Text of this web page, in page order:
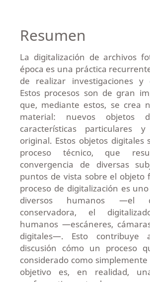
Resumen
La digitalización de archivos
época es una práctica
de realizar investigaciones y
Estos procesos son de gran
que, mediante estos, se crea
material: nuevos objetos
características particulares
original. Estos objetos digitales
proceso técnico, que
convergencia de diversas
puntos de vista sobre el objeto
proceso de digitalización es
diversos humanos —el
conservadora, el
humanos —escáneres,
digitales—. Esto contribuye
discusión cómo un proceso
considerado como simplemente
objetivo es, en realidad,